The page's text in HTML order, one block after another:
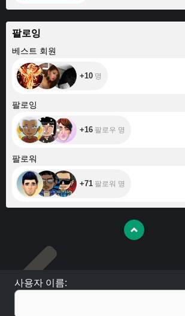
팔로잉
베스트 회원
+10 명
팔로잉
+16 팔로우 명
팔로워
+71 팔로워 명
사용자 이름: